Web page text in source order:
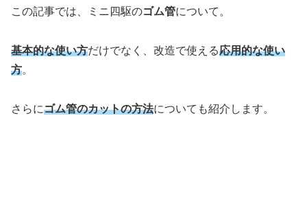
この記事では、ミニ四駆のゴム管について。
基本的な使い方だけでなく、改造で使える応用的な使い
方。
さらにゴム管のカットの方法についても紹介します。